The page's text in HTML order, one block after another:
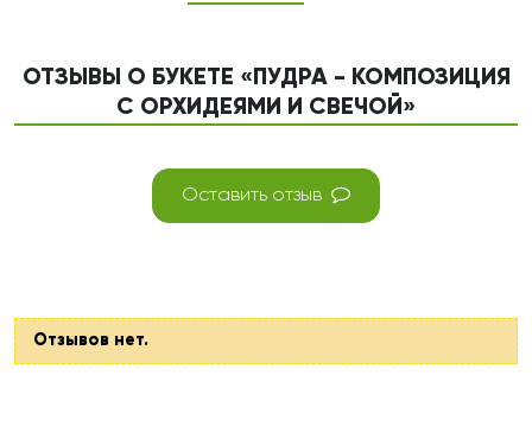
ОТЗЫВЫ О БУКЕТЕ «ПУДРА - КОМПОЗИЦИЯ
С ОРХИДЕЯМИ И СВЕЧОЙ»
Оставить отзыв
Отзывов нет.